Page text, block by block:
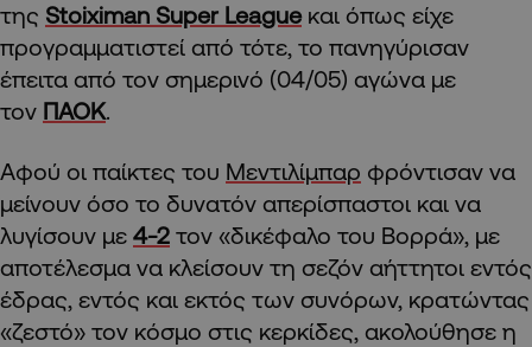
της Stoiximan Super Leagueκαι όπως είχε
προγραμματιστεί από τότε, το πανηγύρισαν
έπειτα από τον σημερινό (04/05) αγώνα με
τον ΠΑΟΚ.
Αφού οι παίκτες του Μεντιλίμπαρ φρόντισαν να
μείνουν όσο το δυνατόν απερίσπαστοι και να
λυγίσουν με 4-2 τον «δικέφαλο του Βορρά», με
αποτέλεσμα να κλείσουν τη σεζόν αήττητοι εντός
έδρας, εντός και εκτός των συνόρων, κρατώντας
«ζεστό» τον κόσμο στις κερκίδες, ακολούθησε η